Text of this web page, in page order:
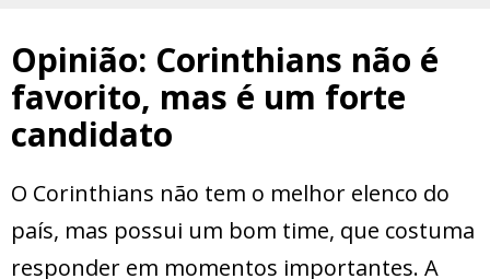
Opinião: Corinthians não é
favorito, mas é um forte
candidato
O Corinthians não tem o melhor elenco do
país, mas possui um bom time, que costuma
responder em momentos importantes. A